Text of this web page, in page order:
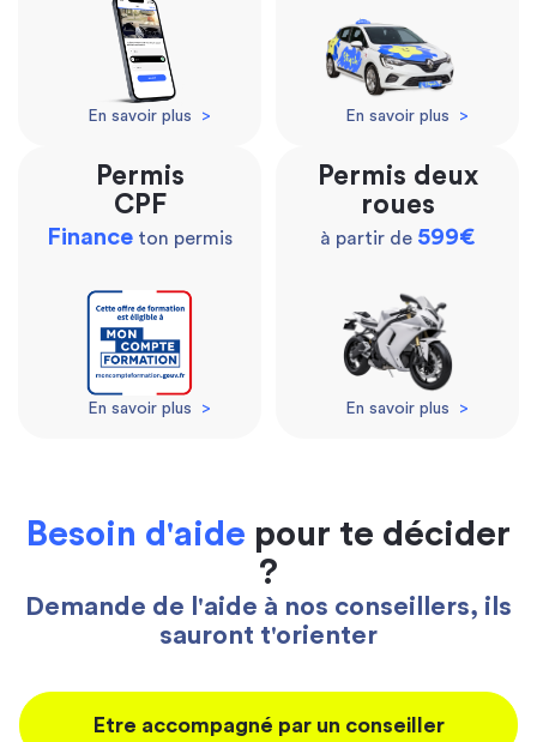
En savoir plus > En savoir plus >
Permis
CPF
Finance ton permis
En savoir plus >
Permis deux
roues
à partir de 599€
En savoir plus >
Besoin d'aide pour te décider
?
Demande de l'aide à nos conseillers, ils
sauront t'orienter
Etre accompagné par un conseiller